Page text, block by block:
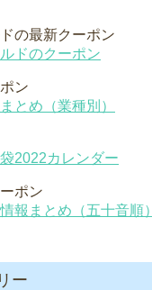
の最新クーポン
ドのクーポン
ン
とめ（業種別）
2022カレンダー
ポン
報まとめ（五十音順）
ー